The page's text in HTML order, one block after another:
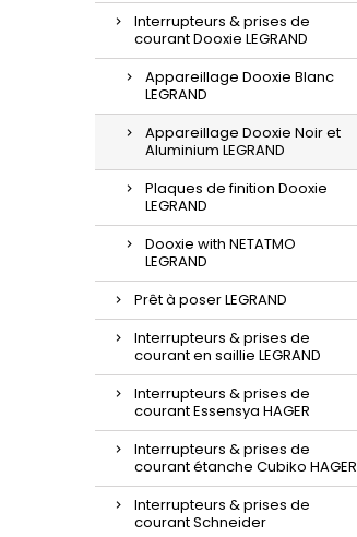
Interrupteurs & prises de
courant Dooxie LEGRAND
Appareillage Dooxie Blanc
LEGRAND
Appareillage Dooxie Noir et
Aluminium LEGRAND
Plaques de finition Dooxie
LEGRAND
Dooxie with NETATMO
LEGRAND
Prêt à poser LEGRAND
Interrupteurs & prises de
courant en saillie LEGRAND
Interrupteurs & prises de
courant Essensya HAGER
Interrupteurs & prises de
courant étanche Cubiko HAGER
Interrupteurs & prises de
courant Schneider